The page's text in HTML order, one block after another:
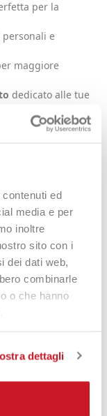
ed
media e per
inoltre
sito con i
dei dati web,
combinarle
o che hanno
dettagli
per la
e
maggiore
dedicato alle tue
tutto ben
in
la giusta
apertura a rullo
mentre
e durabilità
effetti personali e
di mano.
Adidas